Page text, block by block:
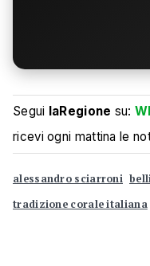
Segui laRegione su:
ricevi ogni mattina le
alessandro sciarroni
tradizione corale italiana